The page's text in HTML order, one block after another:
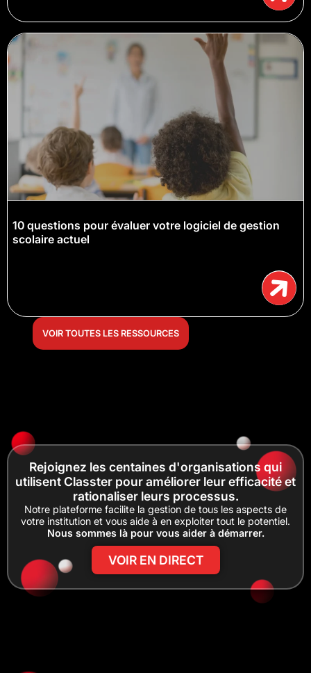
10 questions pour évaluer votre logiciel de gestion
scolaire actuel
VOIR TOUTES LES RESSOURCES
Rejoignez les centaines d'organisations qui
utilisent Classter pour améliorer leur efficacité et
rationaliser leurs processus.
Notre plateforme facilite la gestion de tous les aspects de
votre institution et vous aide à en exploiter tout le potentiel.
Nous sommes là pour vous aider à démarrer.
VOIR EN DIRECT